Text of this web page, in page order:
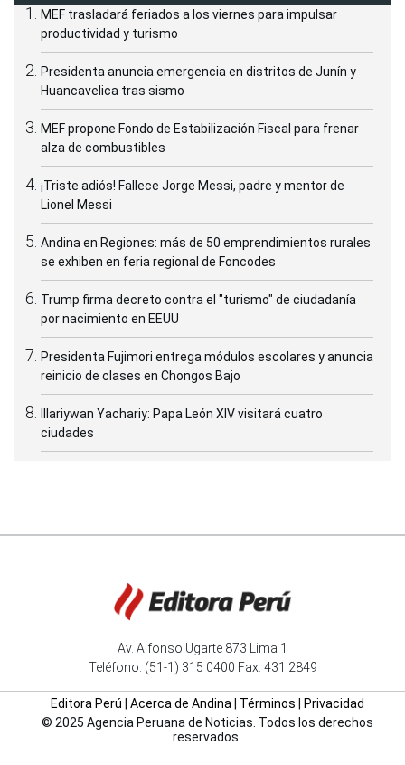
MEF trasladará feriados a los viernes para impulsar
productividad y turismo
Presidenta anuncia emergencia en distritos de Junín y
Huancavelica tras sismo
MEF propone Fondo de Estabilización Fiscal para frenar
alza de combustibles
¡Triste adiós! Fallece Jorge Messi, padre y mentor de
Lionel Messi
Andina en Regiones: más de 50 emprendimientos rurales
se exhiben en feria regional de Foncodes
Trump firma decreto contra el "turismo" de ciudadanía
por nacimiento en EEUU
Presidenta Fujimori entrega módulos escolares y anuncia
reinicio de clases en Chongos Bajo
Illariywan Yachariy: Papa León XIV visitará cuatro
ciudades
Av. Alfonso Ugarte 873 Lima 1
Teléfono: (51-1) 315 0400 Fax: 431 2849
Editora Perú Acerca de Andina| Términos
Privacidad
© 2025 Agencia Peruana de Noticias. Todos los derechos
reservados.